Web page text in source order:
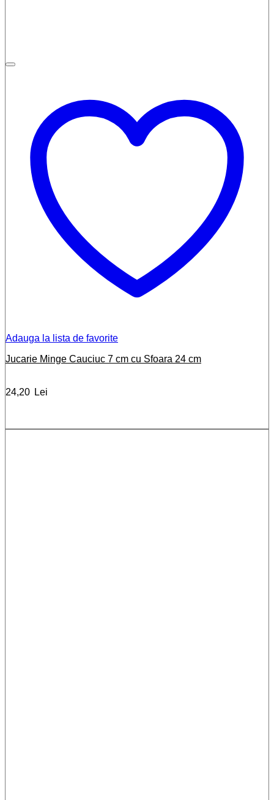
Adauga la lista de favorite
Jucarie Minge Cauciuc 7 cm cu Sfoara 24 cm
24,20 Lei